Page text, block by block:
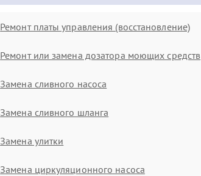
Ремонт платы управления (восстановление)
Ремонт или замена дозатора моющих средств
Замена сливного насоса
Замена сливного шланга
Замена улитки
Замена циркуляционного насоса